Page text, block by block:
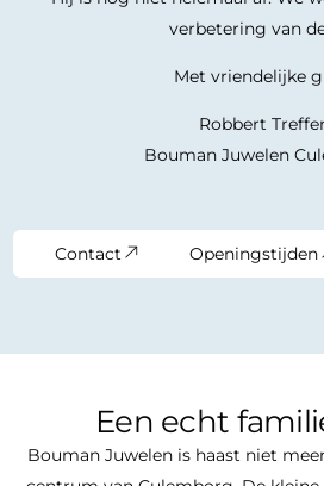
verbetering van
Met vriendelijke
Robbert
Bouman Juwelen
Contact Openingstijden
Een echt
Bouman Juwelen is haast niet